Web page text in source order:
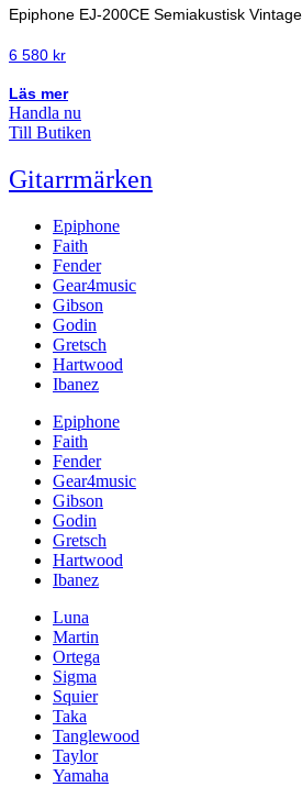
Epiphone EJ-200CE Semiakustisk
6 580 kr
Läs mer
Handla nu
Till Butiken
Gitarrmärken
Epiphone
Faith
Fender
Gear4music
Gibson
Godin
Gretsch
Hartwood
Ibanez
Epiphone
Faith
Fender
Gear4music
Gibson
Godin
Gretsch
Hartwood
Ibanez
Luna
Martin
Ortega
Sigma
Squier
Taka
Tanglewood
Taylor
Yamaha